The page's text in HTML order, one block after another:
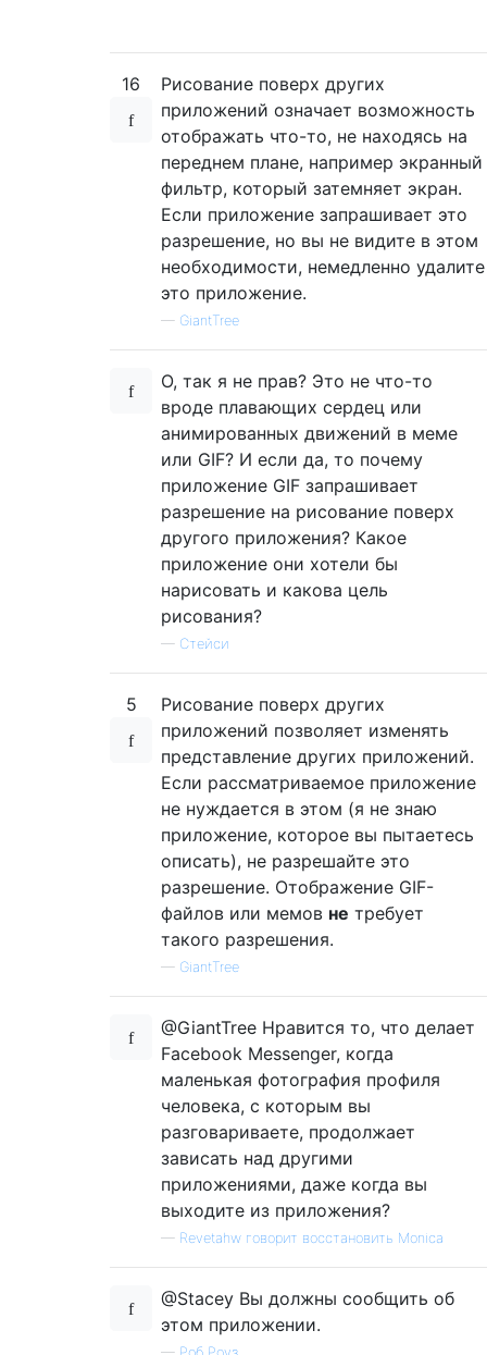
16
Рисование поверх других
приложений означает возможность
отображать что-то, не находясь на
переднем плане, например экранный
фильтр, который затемняет экран.
Если приложение запрашивает это
разрешение, но вы не видите в этом
необходимости, немедленно удалите
это приложение.
— GiantTree
О, так я не прав? Это не что-то
вроде плавающих сердец или
анимированных движений в меме
или GIF? И если да, то почему
приложение GIF запрашивает
разрешение на рисование поверх
другого приложения? Какое
приложение они хотели бы
нарисовать и какова цель
рисования?
— Стейси
5
Рисование поверх других
приложений позволяет изменять
представление других приложений.
Если рассматриваемое приложение
не нуждается в этом (я не знаю
приложение, которое вы пытаетесь
описать), не разрешайте это
разрешение. Отображение GIF-
файлов или мемов не требует
такого разрешения.
— GiantTree
@GiantTree Нравится то, что делает
Facebook Messenger, когда
маленькая фотография профиля
человека, с которым вы
разговариваете, продолжает
зависать над другими
приложениями, даже когда вы
выходите из приложения?
— Revetahw говорит восстановить Monica
@Stacey Вы должны сообщить об
этом приложении.